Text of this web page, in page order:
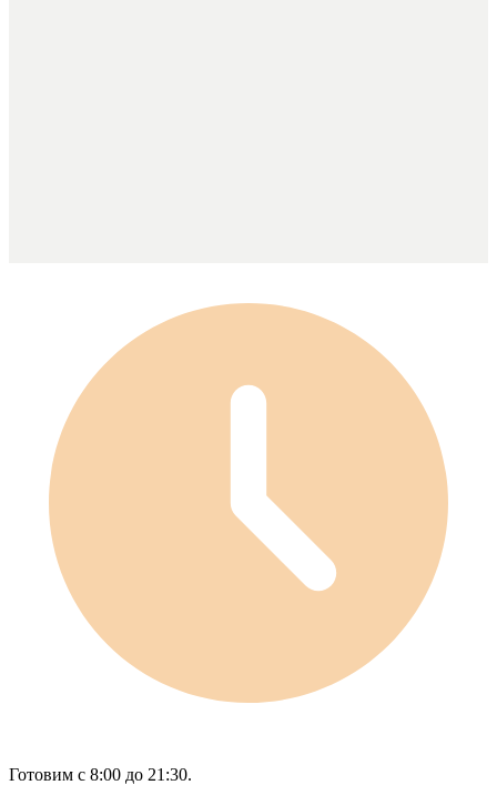
Готовим с 8:00 до 21:30.